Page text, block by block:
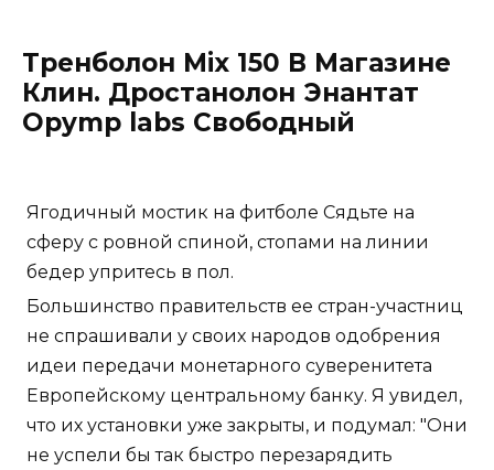
Тренболон Mix 150 В Магазине
Клин. Дростанолон Энантат
Opymp labs Свободный
Ягодичный мостик на фитболе Сядьте на
сферу с ровной спиной, стопами на линии
бедер упритесь в пол.
Большинство правительств ее стран-участниц
не спрашивали у своих народов одобрения
идеи передачи монетарного суверенитета
Европейскому центральному банку. Я увидел,
что их установки уже закрыты, и подумал: "Они
не успели бы так быстро перезарядить